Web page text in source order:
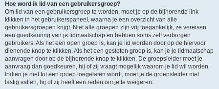
Hoe word ik lid van een gebruikersgroep?
Om lid van een gebruikersgroep te worden, moet je op de bijhorende link
klikken in het gebruikerspaneel, waarna je een overzicht van alle
gebruikersgroepen krijgt. Niet alle groepen zijn vrij toegankelijk, ze vereisen
een goedkeuring van je lidmaatschap en hebben soms zelf verborgen
gebruikers. Als het een open groep is, kan je lid worden door op de hiervoor
dienende knop te klikken. Als het een gesloten groep is, kan je je lidmaatschap
aanvragen door op de bijhorende knop te klikken. De groepsleider moet je
aanvraag dan goedkeuren, hij of zij vraagt mogelijk waarom je lid wil worden.
Indien je niet tot een groep toegelaten wordt, moet je de groepsleider niet
lastig vallen, hij of zij heeft een reden om je te weigeren.